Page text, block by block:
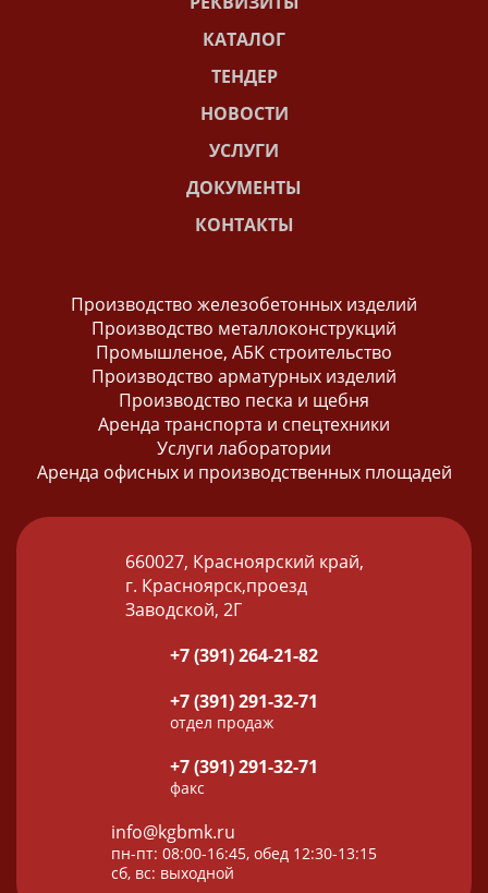
КАТАЛОГ
ТЕНДЕР
НОВОСТИ
УСЛУГИ
ДОКУМЕНТЫ
КОНТАКТЫ
Производство железобетонных изделий
Производство металлоконструкций
Промышленое, АБК строительство
Производство арматурных изделий
Производство песка и щебня
Аренда транспорта и спецтехники
Услуги лаборатории
Аренда офисных и производственных площадей
660027, Красноярский край,
г. Красноярск,проезд
Заводской, 2Г
+7 (391) 264-21-82
+7 (391) 291-32-71
отдел продаж
+7 (391) 291-32-71
факс
info@kgbmk.ru
пн-пт: 08:00-16:45, обед 12:30-13:15
сб, вс: выходной